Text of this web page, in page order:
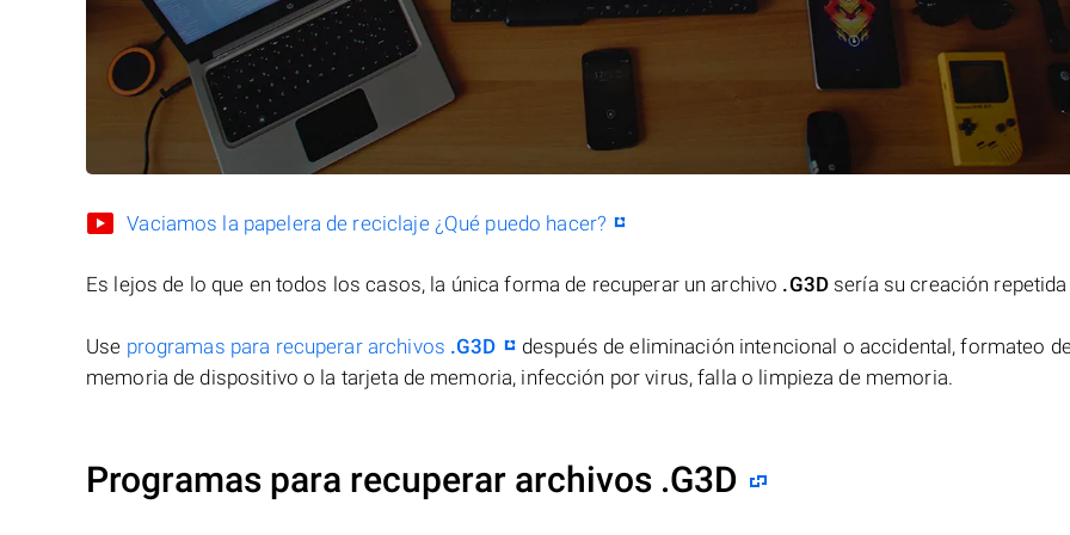
Vaciamos la papelera de reciclaje ¿Qué puedo hacer?
Es lejos de lo que en todos los casos, la única forma de recuperar un archivo .G3Dsería su creación repetida
Use programas para recuperar archivos .G3D
después de eliminación intencional o accidental, formateo
memoria de dispositivo o la tarjeta de memoria, infección por virus, falla o limpieza de memoria.
Programas para recuperar archivos .G3D